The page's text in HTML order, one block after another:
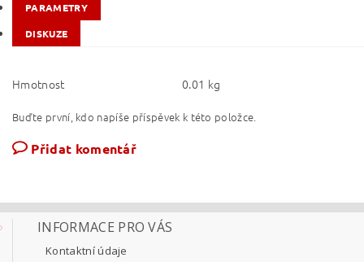
PARAMETRY
DISKUZE
Hmotnost 0.01 kg
Buďte první, kdo napíše příspěvek k této položce.
Přidat komentář
INFORMACE PRO VÁS
Kontaktní údaje